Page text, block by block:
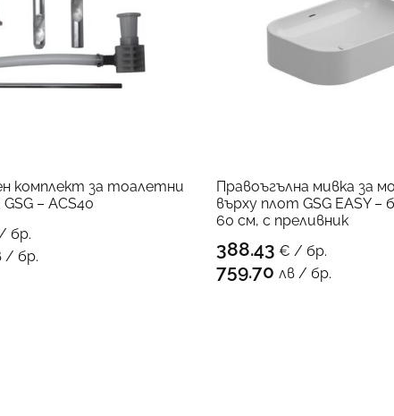
комплект за тоалетни
– ACS40
бр.
/ бр.
Правоъгълна мивка за
върху плот GSG EASY –
60 см, с преливник
388.43 € / бр.
759.70 лв / бр.